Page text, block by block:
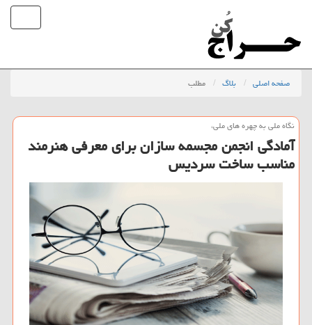
صفحه اصلی بلاگ مطلب
نگاه ملی به چهره های ملی،
آمادگی انجمن مجسمه سازان برای معرفی هنرمند
مناسب ساخت سردیس